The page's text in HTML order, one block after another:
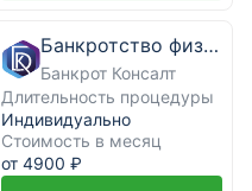
Банкротство физических лиц под ключ
Банкрот Консалт
Длительность процедуры
Индивидуально
Стоимость в месяц
от 4900 ₽